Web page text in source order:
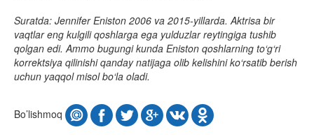
Suratda: Jennifer Eniston 2006 va 2015-yillarda. Aktrisa bir
vaqtlar eng kulgili qoshlarga ega yulduzlar reytingiga tushib
qolgan edi. Ammo bugungi kunda Eniston qoshlarning to‘g‘ri
korrektsiya qilinishi qanday natijaga olib kelishini ko‘rsatib berish
uchun yaqqol misol bo‘la oladi.
Bo’lishmoq